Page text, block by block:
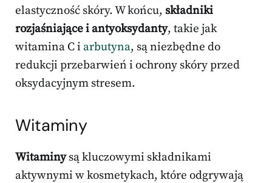
elastyczność skóry. W końcu, składniki
rozjaśniające i antyoksydanty, takie jak
witamina C i arbutyna, są niezbędne do
redukcji przebarwień i ochrony skóry przed
oksydacyjnym stresem.
Witaminy
Witaminysą kluczowymi składnikami
aktywnymi w kosmetykach, które odgrywają